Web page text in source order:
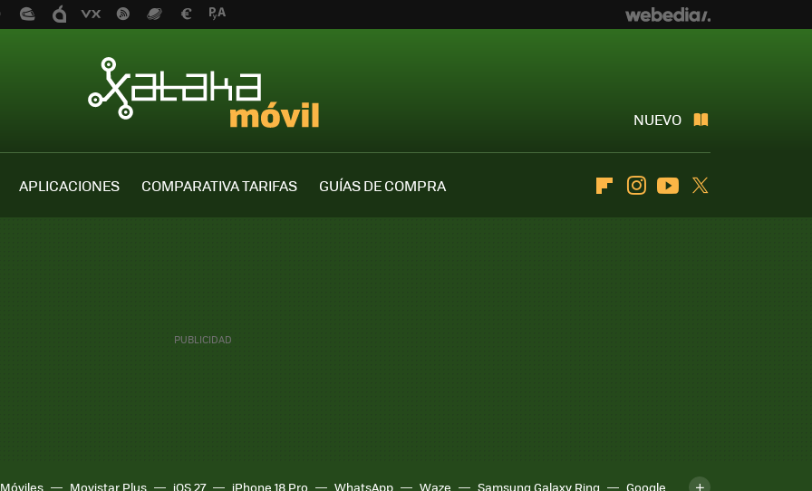
NUEVO
APLICACIONES COMPARATIVA TARIFAS
GUÍAS DE COMPRA
FlipboardInstagramYoutube
Móviles Movistar Plus iOS 27 iPhone 18 Pro WhatsApp Waze Samsung Galaxy Ring
Google